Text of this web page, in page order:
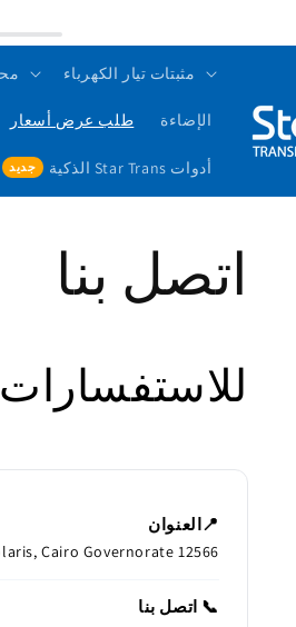
مثبتات تيار الكهرباء
الإضاءة طلب عرض أسعار
أدوات Star Trans الذكية
اتصل بنا
📍العنوان
Cairo Governorate 12566
📞 اتصل بنا